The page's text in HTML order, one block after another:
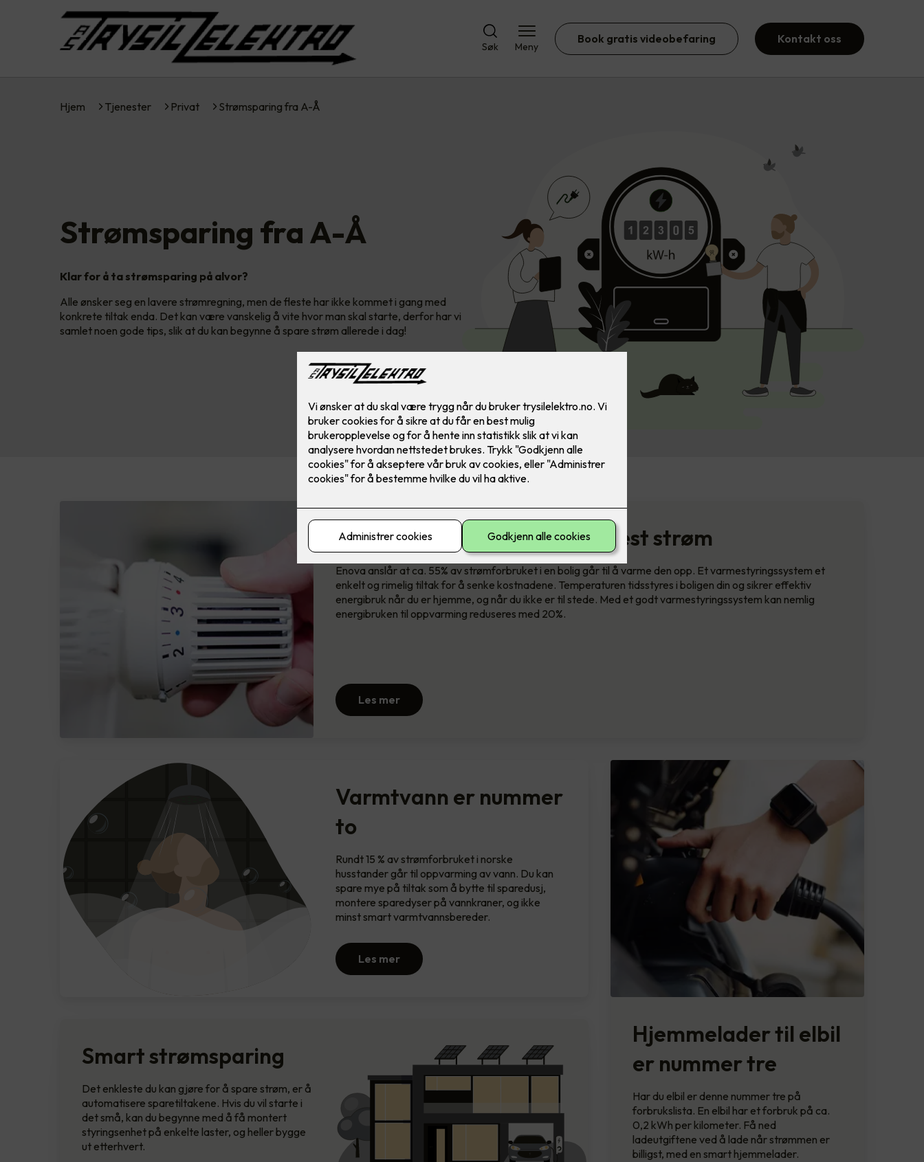
Søk Meny
Book gratis videobefaring Kontakt oss
Hjem Tjenester Privat Strømsparing fra A-Å
Strømsparing fra A-Å
Klar for å ta strømsparing på alvor?
Alle ønsker seg en lavere strømregning, men de fleste har ikke kommet i gang med
konkrete tiltak enda. Det kan være vanskelig å vite hvor man skal starte, derfor har vi
samlet noen gode tips, slik at du kan begynne å spare strøm allerede i dag!
Oppvarming tar helt klart mest strøm
Enova anslår at ca. 55% av strømforbruket i en bolig går til å varme den opp. Et varmestyringssystem et
enkelt og rimelig tiltak for å senke kostnadene. Temperaturen tidsstyres i boligen din og sikrer effektiv
energibruk når du er hjemme, og når du ikke er til stede. Med et godt varmestyringssystem kan nemlig
energibruken til oppvarming reduseres med 20%.
Les mer
Varmtvann er nummer
to
Rundt 15 % av strømforbruket i norske
husstander går til oppvarming av vann. Du kan
spare mye på tiltak som å bytte til sparedusj,
montere sparedyser på vannkraner, og ikke
minst smart varmtvannsbereder.
Les mer
Hjemmelader til elbil
er nummer tre
Har du elbil er denne nummer tre på
forbrukslista. En elbil har et forbruk på ca.
0,2 kWh per kilometer. Få ned
ladeutgiftene ved å lade når strømmen er
billigst, med en smart hjemmelader.
Smart strømsparing
Det enkleste du kan gjøre for å spare strøm, er å
automatisere sparetiltakene. Hvis du vil starte i
det små, kan du begynne med å få montert
styringsenhet på enkelte laster, og heller bygge
ut etterhvert.